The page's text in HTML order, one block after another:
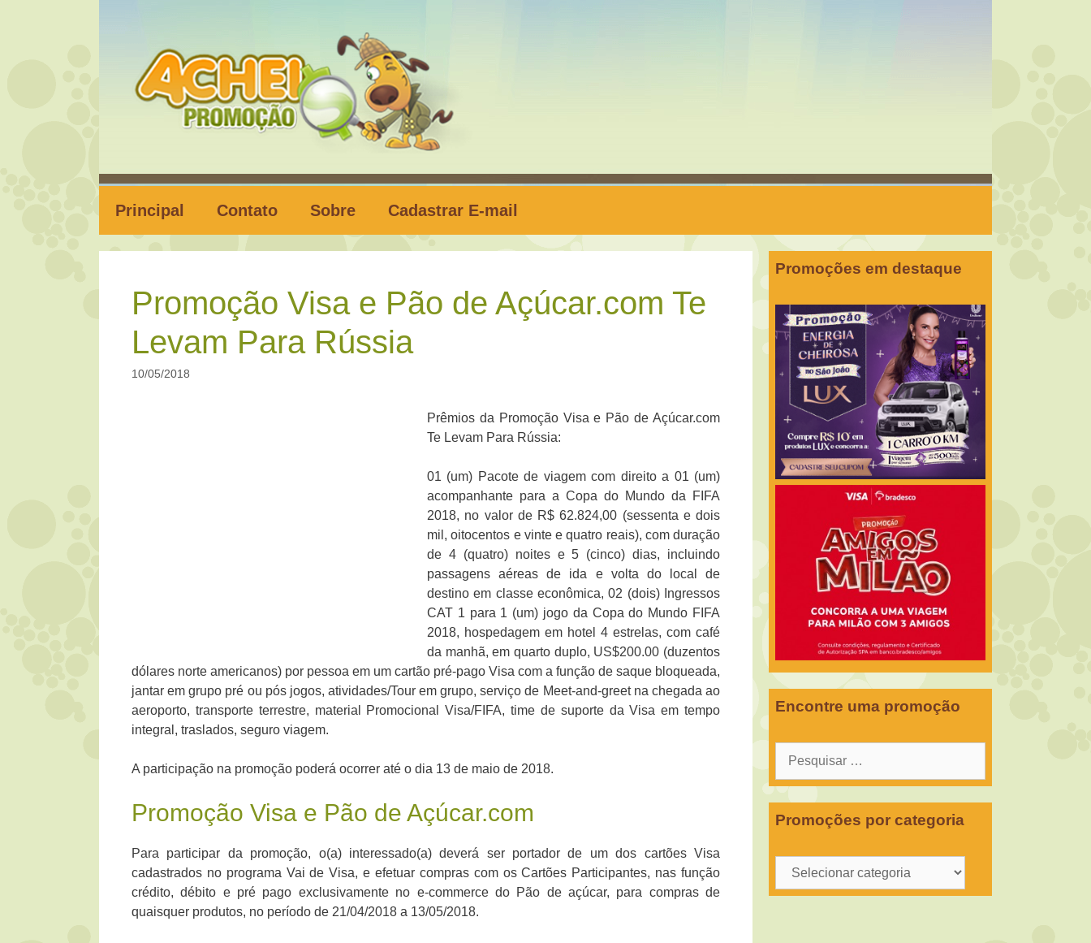
Principal Contato Sobre Cadastrar E-mail
Promoção Visa e Pão de Açúcar.com Te
Levam Para Rússia
10/05/2018
Prêmios da Promoção Visa e Pão de Açúcar.com
Te Levam Para Rússia:
01 (um) Pacote de viagem com direito a 01 (um)
acompanhante para a Copa do Mundo da FIFA
2018, no valor de R$ 62.824,00 (sessenta e dois
mil, oitocentos e vinte e quatro reais), com duração
de 4 (quatro) noites e 5 (cinco) dias, incluindo
passagens aéreas de ida e volta do local de
destino em classe econômica, 02 (dois) Ingressos
CAT 1 para 1 (um) jogo da Copa do Mundo FIFA
2018, hospedagem em hotel 4 estrelas, com café
da manhã, em quarto duplo, US$200.00 (duzentos
dólares norte americanos) por pessoa em um cartão pré-pago Visa com a função de saque bloqueada,
jantar em grupo pré ou pós jogos, atividades/Tour em grupo, serviço de Meet-and-greet na chegada ao
aeroporto, transporte terrestre, material Promocional Visa/FIFA, time de suporte da Visa em tempo
integral, traslados, seguro viagem.
A participação na promoção poderá ocorrer até o dia 13 de maio de 2018.
Promoção Visa e Pão de Açúcar.com
Para participar da promoção, o(a) interessado(a) deverá ser portador de um dos cartões Visa
cadastrados no programa Vai de Visa, e efetuar compras com os Cartões Participantes, nas função
crédito, débito e pré pago exclusivamente no e-commerce do Pão de açúcar, para compras de
quaisquer produtos, no período de 21/04/2018 a 13/05/2018.
Promoções em destaque
Encontre uma promoção
Pesquisar
Promoções por categoria
Promoções
por